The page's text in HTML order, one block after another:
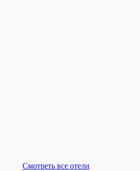
Смотреть все отели